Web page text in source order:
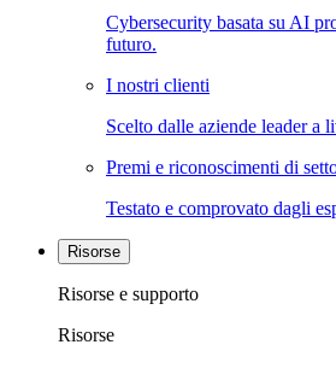
Cybersecurity basata su AI
futuro.
I nostri clienti
Scelto dalle aziende leader a
Premi e riconoscimenti di
Testato e comprovato dagli
Risorse
Risorse e supporto
Risorse